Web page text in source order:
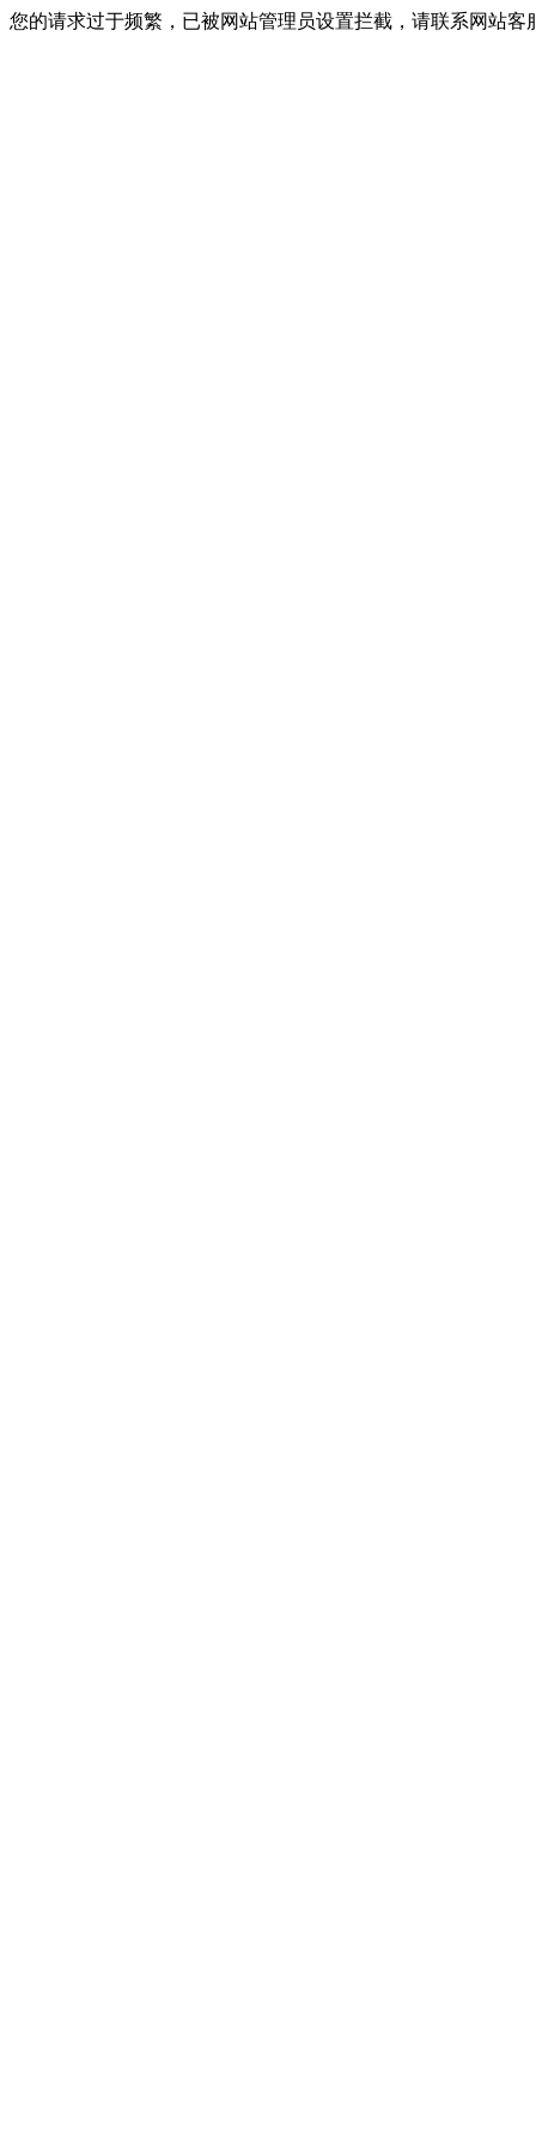
您的请求过于频繁，已被网站管理员设置拦截，请联系网站客